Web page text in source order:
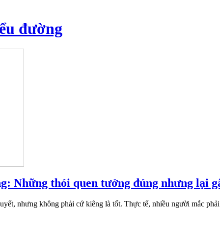
đường
Những thói quen tưởng đúng nhưng lại
nhưng không phải cứ kiêng là tốt. Thực tế, nhiều người mắc